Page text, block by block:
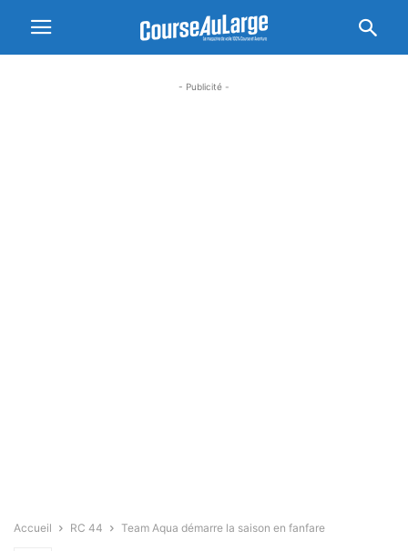
- Publicité -
Accueil RC 44 Team Aqua démarre la saison en fanfare